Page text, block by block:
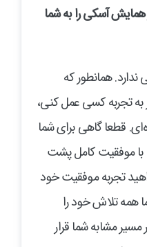
آسکی را به شما
ندارد. همانطور که
به تجربه کسی عمل کنی،
قطعا گاهی برای شما
با موفقیت کامل پشت
تجربه موفقیت خود
همه تلاش خود را
مشابه شما قرار